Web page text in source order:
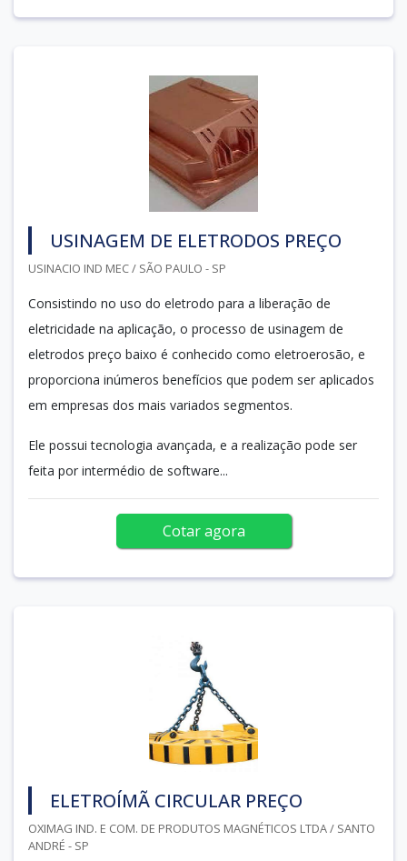
USINAGEM DE ELETRODOS PREÇO
USINACIO IND MEC / SÃO PAULO - SP
Consistindo no uso do eletrodo para a liberação de
eletricidade na aplicação, o processo de usinagem de
eletrodos preço baixo é conhecido como eletroerosão, e
proporciona inúmeros benefícios que podem ser aplicados
em empresas dos mais variados segmentos.
Ele possui tecnologia avançada, e a realização pode ser
feita por intermédio de software...
Cotar agora
ELETROÍMÃ CIRCULAR PREÇO
OXIMAG IND. E COM. DE PRODUTOS MAGNÉTICOS LTDA / SANTO
ANDRÉ - SP